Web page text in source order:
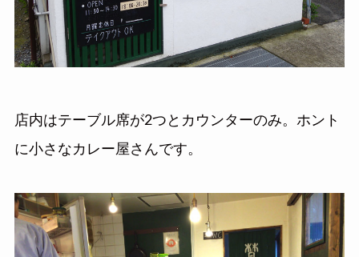
店内はテーブル席が2つとカウンターのみ。ホント
に小さなカレー屋さんです。